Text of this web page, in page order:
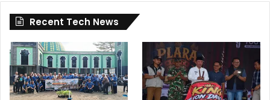
Recent Tech News